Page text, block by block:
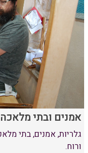
אמנים ובתי
גלריות, אמנים, בתי
ורוח.